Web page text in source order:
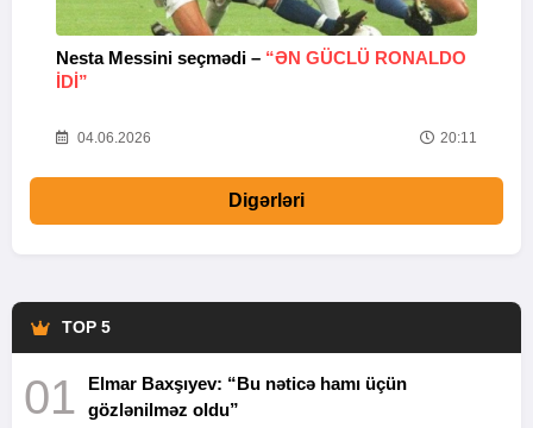
Nesta Messini seçmədi – “ƏN GÜCLÜ RONALDO
IDI”
04.06.2026 20:11
Digərləri
TOP 5
01
Elmar Baxşıyev: “Bu nəticə hamı üçün
gözlənilməz oldu”